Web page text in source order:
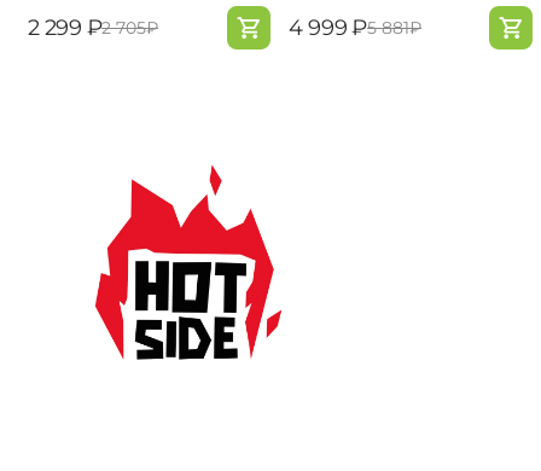
‍2 299‍ ₽‍2 705‍₽ ‍4 999‍₽‍5 881‍₽